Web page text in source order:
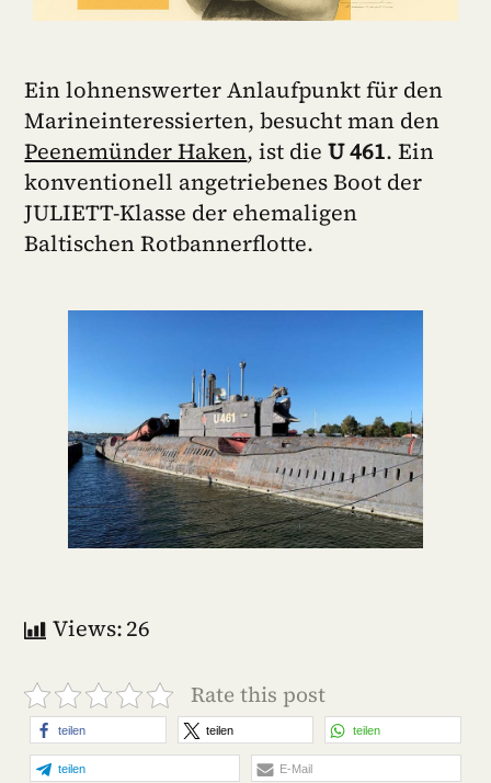
Ein lohnenswerter Anlaufpunkt für den
Marineinteressierten, besucht man den
Peenemünder Haken, ist dieU 461. Ein
konventionell angetriebenes Boot der
JULIETT-Klasse der ehemaligen
Baltischen Rotbannerflotte.
Views:26
Rate this post
teilen teilen teilen
teilen E-Mail